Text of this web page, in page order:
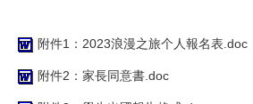
附件1：2023浪漫之旅个人報名表.doc
附件2：家長同意書.doc